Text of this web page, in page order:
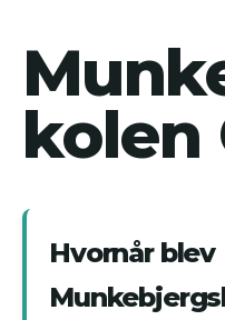
kolen
Hvornår blev